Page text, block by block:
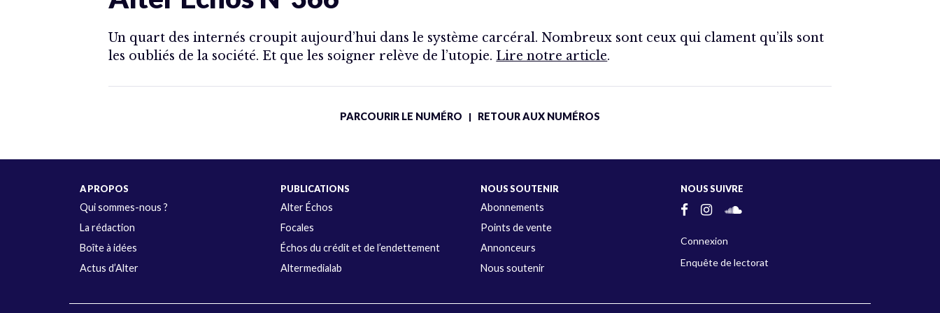
Un quart des internés croupit aujourd’hui dans le système carcéral. Nombreux sont ceux qui clament qu’ils sont
les oubliés de la société. Et que les soigner relève de l’utopie. Lire notre article.
PARCOURIR LE NUMÉRO | RETOUR AUX NUMÉROS
A PROPOS
Qui sommes-nous ?
La rédaction
Boîte à idées
Actus d’Alter
PUBLICATIONS
Alter Échos
Focales
Échos du crédit et de l’endettement
Altermedialab
NOUS SOUTENIR
Abonnements
Points de vente
Annonceurs
Nous soutenir
NOUS SUIVRE
Connexion
Enquête de lectorat